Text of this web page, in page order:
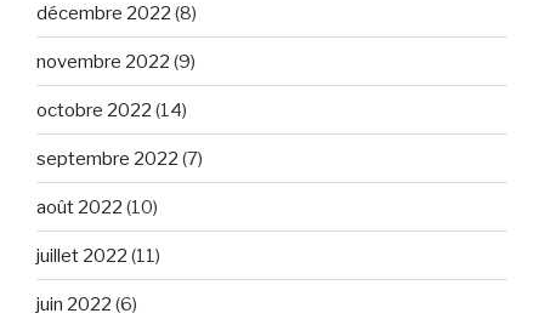
décembre 2022 (8)
novembre 2022 (9)
octobre 2022 (14)
septembre 2022 (7)
août 2022 (10)
juillet 2022 (11)
juin 2022 (6)